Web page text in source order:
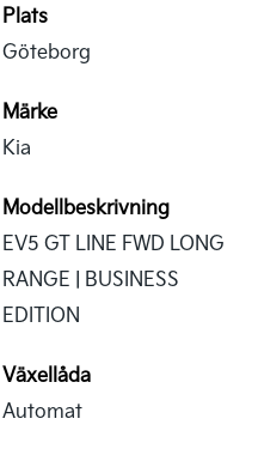
Plats
Göteborg
Märke
Kia
Modellbeskrivning
EV5 GT LINE FWD LONG
RANGE | BUSINESS
EDITION
Växellåda
Automat